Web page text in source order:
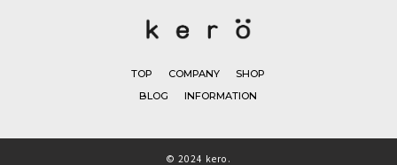
TOP COMPANY
SHOP
BLOG
INFORMATION
© 2024 kero.